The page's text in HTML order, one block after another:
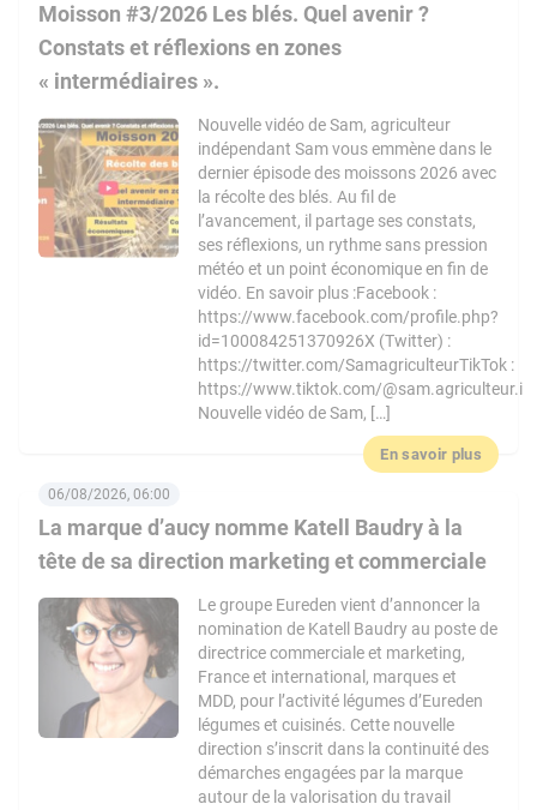
Moisson #3/2026 Les blés. Quel avenir ?
Constats et réflexions en zones
« intermédiaires ».
Nouvelle vidéo de Sam, agriculteur
indépendant Sam vous emmène dans le
dernier épisode des moissons 2026 avec
la récolte des blés. Au fil de
l’avancement, il partage ses constats,
ses réflexions, un rythme sans pression
météo et un point économique en fin de
vidéo. En savoir plus :Facebook :
https://www.facebook.com/profile.php?
id=100084251370926X (Twitter) :
https://twitter.com/SamagriculteurTikTok :
https://www.tiktok.com/@sam.agriculteur.i
Nouvelle vidéo de Sam, […]
En savoir plus
La marque d’aucy nomme Katell Baudry à la
tête de sa direction marketing et commerciale
06/08/2026, 06:00
Le groupe Eureden vient d’annoncer la
nomination de Katell Baudry au poste de
directrice commerciale et marketing,
France et international, marques et
MDD, pour l’activité légumes d’Eureden
légumes et cuisinés. Cette nouvelle
direction s’inscrit dans la continuité des
démarches engagées par la marque
autour de la valorisation du travail